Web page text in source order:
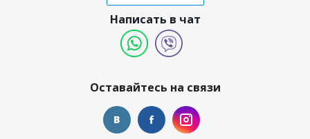
Написать в чат
Оставайтесь на связи